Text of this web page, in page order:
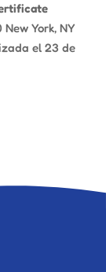
York, NY
el 23 de